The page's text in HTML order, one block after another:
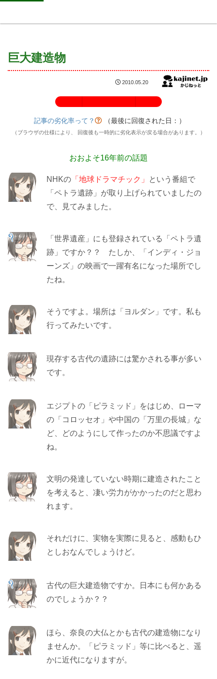
巨大建造物
2010.05.20
記事の劣化率って？ （最後に回復された日： ）
（ブラウザの仕様により、 回復後も一時的に劣化表示が戻る場合があります。）
おおよそ16年前の話題
NHKの 「地球ドラマチック」
という番組で
「ペトラ遺跡」が取り上げられていましたの
で、見てみました。
「世界遺産」にも登録されている「ペトラ遺
跡」ですか？？ たしか、「インディ・ジョ
ーンズ」の映画で一躍有名になった場所でし
たね。
そうですよ。場所は「ヨルダン」です。私も
行ってみたいです。
現存する古代の遺跡には驚かされる事が多い
です。
エジプトの「ピラミッド」をはじめ、ローマ
の「コロッセオ」や中国の「万里の長城」な
ど、どのようにして作ったのか不思議ですよ
ね。
文明の発達していない時期に建造されたこと
を考えると、凄い労力がかかったのだと思わ
れます。
それだけに、実物を実際に見ると、感動もひ
としおなんでしょうけど。
古代の巨大建造物ですか。日本にも何かある
のでしょうか？？
ほら、奈良の大仏とかも古代の建造物になり
ませんか。「ピラミッド」等に比べると、遥
かに近代になりますが。